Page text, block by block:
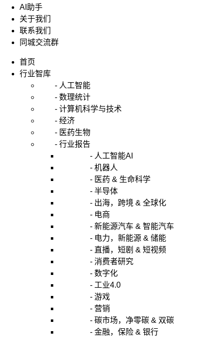
AI助手
关于我们
联系我们
同城交流群
首页
行业智库
- 人工智能
- 数理统计
- 计算机科学与技术
- 经济
- 医药生物
- 行业报告
- 人工智能AI
- 机器人
- 医药 & 生命科学
- 半导体
- 出海，跨境 & 全球化
- 电商
- 新能源汽车 & 智能汽车
- 电力，新能源 & 储能
- 直播，短剧 & 短视频
- 消费者研究
- 数字化
- 工业4.0
- 游戏
- 营销
- 碳市场，净零碳 & 双碳
- 金融，保险 & 银行